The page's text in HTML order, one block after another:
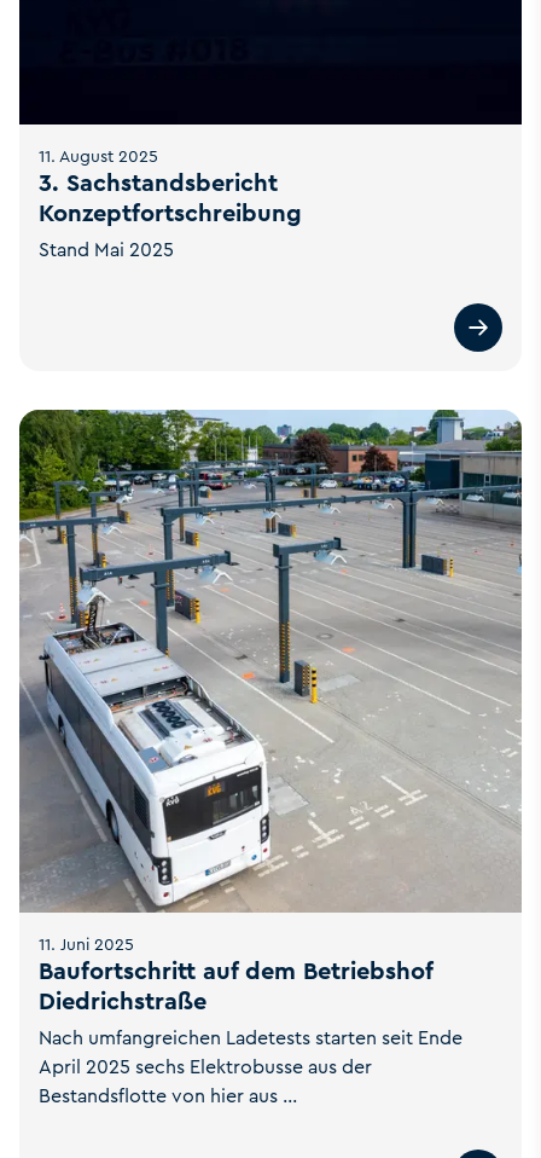
3. Sachstandsbericht
Konzeptfortschreibung
11. August 2025
Stand Mai 2025
Baufortschritt auf dem Betriebshof
Diedrichstraße
11. Juni 2025
Nach umfangreichen Ladetests starten seit Ende
April 2025 sechs Elektrobusse aus der
Bestandsflotte von hier aus ...